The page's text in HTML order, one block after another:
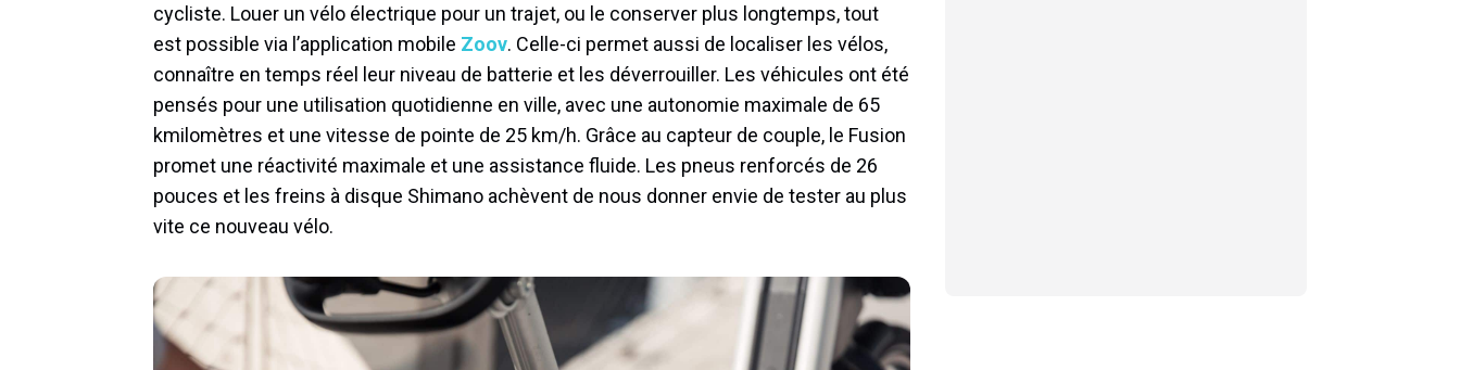
cycliste. Louer un vélo électrique pour un trajet, ou le conserver plus longtemps, tout
est possible via l’application mobile Zoov. Celle-ci permet aussi de localiser les vélos,
connaître en temps réel leur niveau de batterie et les déverrouiller. Les véhicules ont été
pensés pour une utilisation quotidienne en ville, avec une autonomie maximale de 65
kmilomètres et une vitesse de pointe de 25 km/h. Grâce au capteur de couple, le Fusion
promet une réactivité maximale et une assistance fluide. Les pneus renforcés de 26
pouces et les freins à disque Shimano achèvent de nous donner envie de tester au plus
vite ce nouveau vélo.